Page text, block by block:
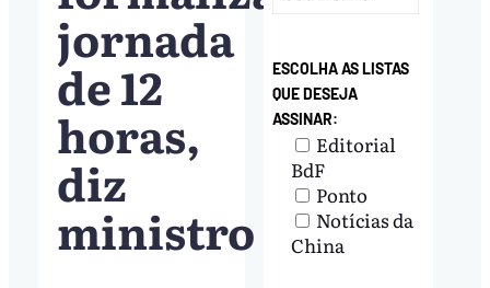
jornada
de 12
horas,
diz
ministro
ESCOLHA AS LISTAS
QUE DESEJA
ASSINAR:
Editorial
BdF
Ponto
Notícias da
China